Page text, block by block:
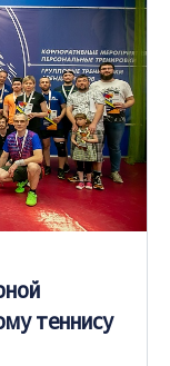
теннису